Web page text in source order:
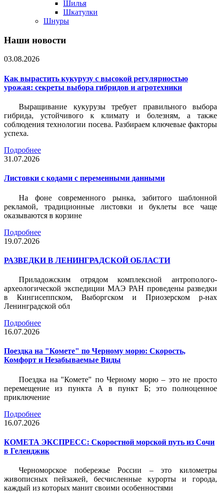
Шилья
Шкатулки
Шнуры
Наши новости
03.08.2026
Как вырастить кукурузу с высокой регулярностью
урожая: секреты выбора гибридов и агротехники
Выращивание кукурузы требует правильного выбора
гибрида, устойчивого к климату и болезням, а также
соблюдения технологии посева. Разбираем ключевые факторы
успеха.
Подробнее
31.07.2026
Листовки c кодами с переменными данными
На фоне современного рынка, забитого шаблонной
рекламой, традиционные листовки и буклеты все чаще
оказываются в корзине
Подробнее
19.07.2026
РАЗВЕДКИ В ЛЕНИНГРАДСКОЙ ОБЛАСТИ
Приладожским отрядом комплексной антрополого-
археологической экспедиции МАЭ РАН проведены разведки
в Кингисеппском, Выборгском и Приозерском р-нах
Ленинградской обл
Подробнее
16.07.2026
Поездка на "Комете" по Черному морю: Скорость,
Комфорт и Незабываемые Виды
Поездка на "Комете" по Черному морю – это не просто
перемещение из пункта А в пункт Б; это полноценное
приключение
Подробнее
16.07.2026
КОМЕТА ЭКСПРЕСС: Скоростной морской путь из Сочи
в Геленджик
Черноморское побережье России – это километры
живописных пейзажей, бесчисленные курорты и города,
каждый из которых манит своими особенностями